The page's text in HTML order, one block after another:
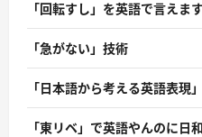
「回転すし」を英語で言えま
「急がない」技術
「日本語から考える英語表現
「東リベ」で英語やんのに日